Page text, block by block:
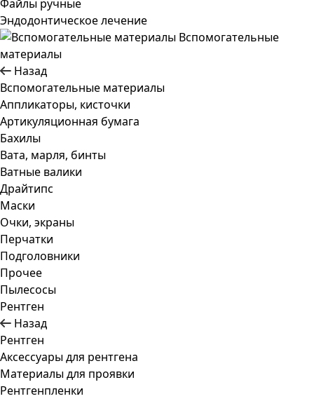
Файлы ручные
Эндодонтическое лечение
Вспомогательные
материалы
Назад
Вспомогательные материалы
Аппликаторы, кисточки
Артикуляционная бумага
Бахилы
Вата, марля, бинты
Ватные валики
Драйтипс
Маски
Очки, экраны
Перчатки
Подголовники
Прочее
Пылесосы
Рентген
Назад
Рентген
Аксессуары для рентгена
Материалы для проявки
Рентгенпленки